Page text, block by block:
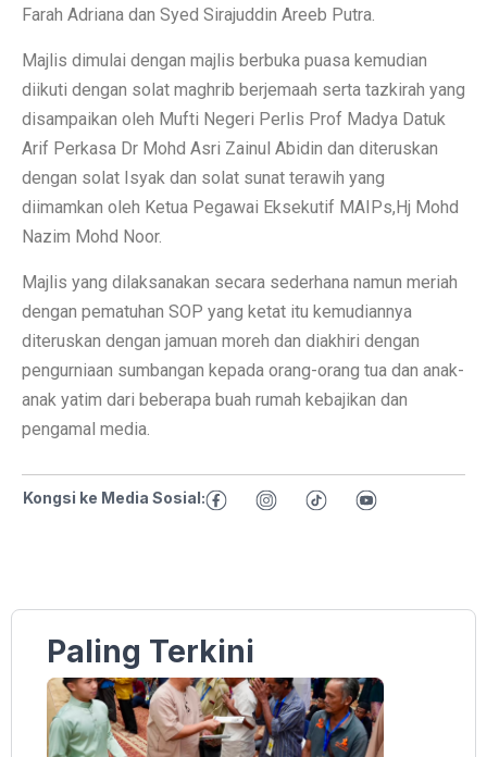
Farah Adriana dan Syed Sirajuddin Areeb Putra.
Majlis dimulai dengan majlis berbuka puasa kemudian
diikuti dengan solat maghrib berjemaah serta tazkirah yang
disampaikan oleh Mufti Negeri Perlis Prof Madya Datuk
Arif Perkasa Dr Mohd Asri Zainul Abidin dan diteruskan
dengan solat Isyak dan solat sunat terawih yang
diimamkan oleh Ketua Pegawai Eksekutif MAIPs,Hj Mohd
Nazim Mohd Noor.
Majlis yang dilaksanakan secara sederhana namun meriah
dengan pematuhan SOP yang ketat itu kemudiannya
diteruskan dengan jamuan moreh dan diakhiri dengan
pengurniaan sumbangan kepada orang-orang tua dan anak-
anak yatim dari beberapa buah rumah kebajikan dan
pengamal media.
Kongsi ke Media Sosial:
Paling Terkini